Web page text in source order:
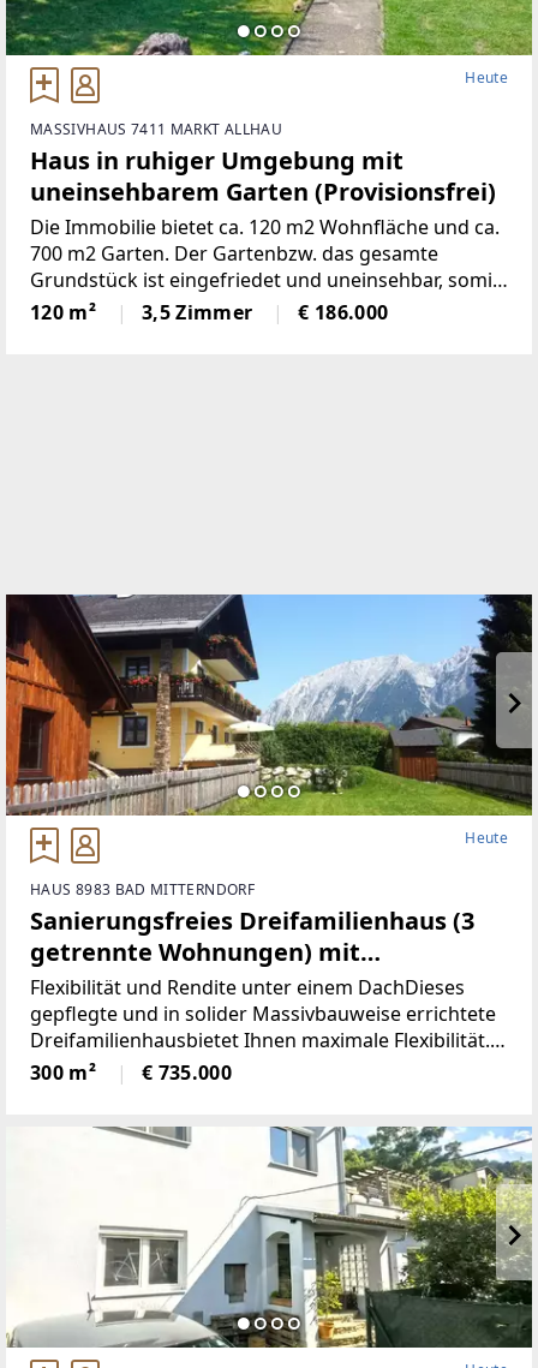
Heute
MASSIVHAUS 7411 MARKT ALLHAU
Haus in ruhiger Umgebung mit
uneinsehbarem Garten (Provisionsfrei)
Die Immobilie bietet ca. 120 m2 Wohnfläche und ca.
700 m2 Garten. Der Gartenbzw. das gesamte
Grundstück ist eingefriedet und uneinsehbar, somit
auch Idealfür Hundehaltung geeignet. Eine
überdachte Sonnenterrasse lädt zum
120 m² 3,5 Zimmer € 186.000
Heute
HAUS 8983 BAD MITTERNDORF
Sanierungsfreies Dreifamilienhaus (3
getrennte Wohnungen) mit
Grimmingblick in Bad Mitterndorf
(Provisionsfrei)
Flexibilität und Rendite unter einem DachDieses
gepflegte und in solider Massivbauweise errichtete
Dreifamilienhausbietet Ihnen maximale Flexibilität.
Da das Gebäude in den letzten Jahren
bereitsumfangreich saniert wurde, befindet
300 m² € 735.000